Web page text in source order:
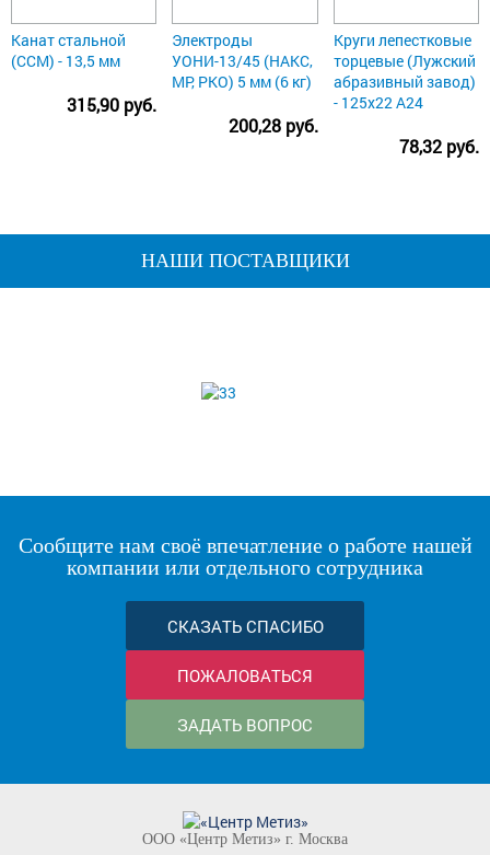
Канат стальной
(ССМ) - 13,5 мм
315,90 руб.
Электроды
УОНИ-13/45 (НАКС,
МР, РКО) 5 мм (6 кг)
200,28 руб.
Круги лепестковые
торцевые (Лужский
абразивный завод)
- 125х22 А24
78,32 руб.
НАШИ ПОСТАВЩИКИ
Сообщите нам своё впечатление о работе нашей
компании или отдельного сотрудника
СКАЗАТЬ СПАСИБО
ПОЖАЛОВАТЬСЯ
ЗАДАТЬ ВОПРОС
ООО «Центр Метиз» г. Москва